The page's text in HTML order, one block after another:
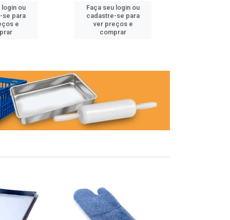
login ou
se para
e
Faça seu login ou
cadastre-se para
ver preços e
comprar